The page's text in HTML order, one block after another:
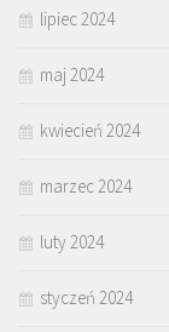
lipiec 2024
maj 2024
kwiecień 2024
marzec 2024
luty 2024
styczeń 2024